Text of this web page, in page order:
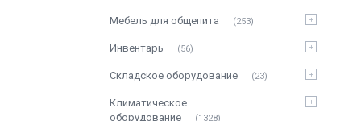
Мебель для общепита 253
Инвентарь 56
Складское оборудование 23
Климатическое
оборудование
1328